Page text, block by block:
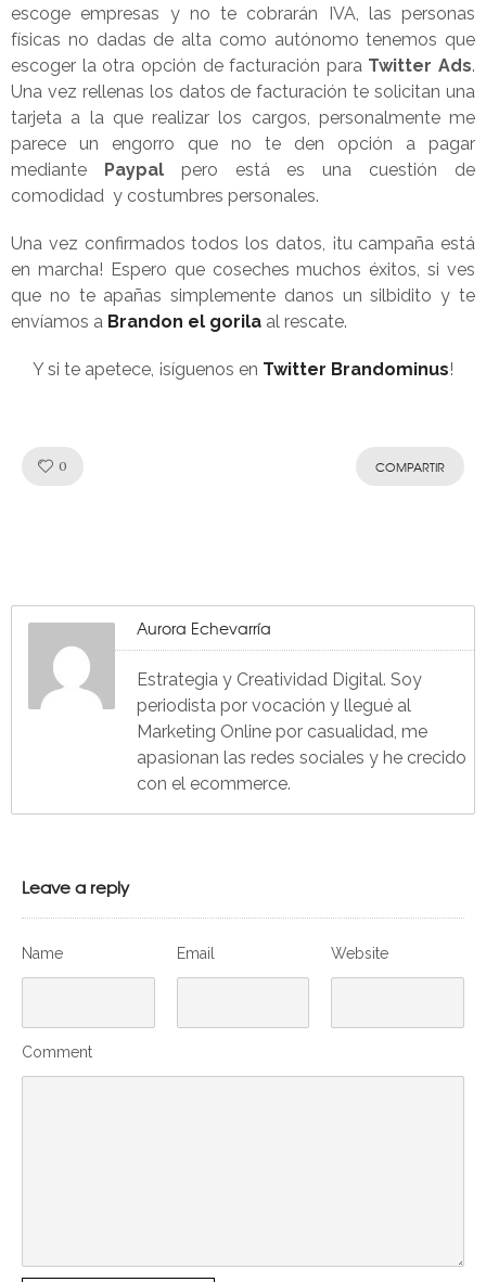
escoge empresas y no te cobrarán IVA, las personas
físicas no dadas de alta como autónomo tenemos que
escoger la otra opción de facturación para Twitter Ads.
Una vez rellenas los datos de facturación te solicitan una
tarjeta a la que realizar los cargos, personalmente me
parece un engorro que no te den opción a pagar
mediante
Paypalpero está es una cuestión de
comodidad y costumbres personales.
Una vez confirmados todos los datos, ¡tu campaña está
en marcha! Espero que coseches muchos éxitos, si ves
que no te apañas simplemente danos un silbidito y te
envíamos a Brandon el gorila al rescate.
Y si te apetece, ¡síguenos en Twitter Brandominus!
0 COMPARTIR
Aurora Echevarría
Estrategia y Creatividad Digital. Soy
periodista por vocación y llegué al
Marketing Online por casualidad, me
apasionan las redes sociales y he crecido
con el ecommerce.
Leave a reply
Name Email Website
Comment